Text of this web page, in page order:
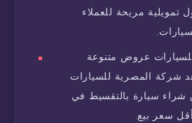
تمويلية مريحة للعملاء
عروض متنوعة
شركة المصرية للسيارات
سيارة بالتقسيط في
سعر بيع.